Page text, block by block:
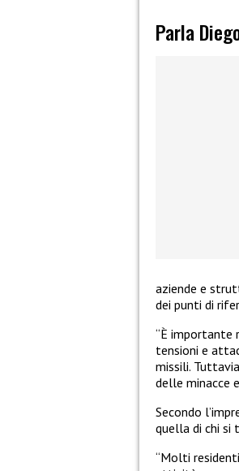
Parla
aziende e
dei punti di
“È importante
tensioni e
missili.
delle minacce
Secondo
quella di chi si
“Molti